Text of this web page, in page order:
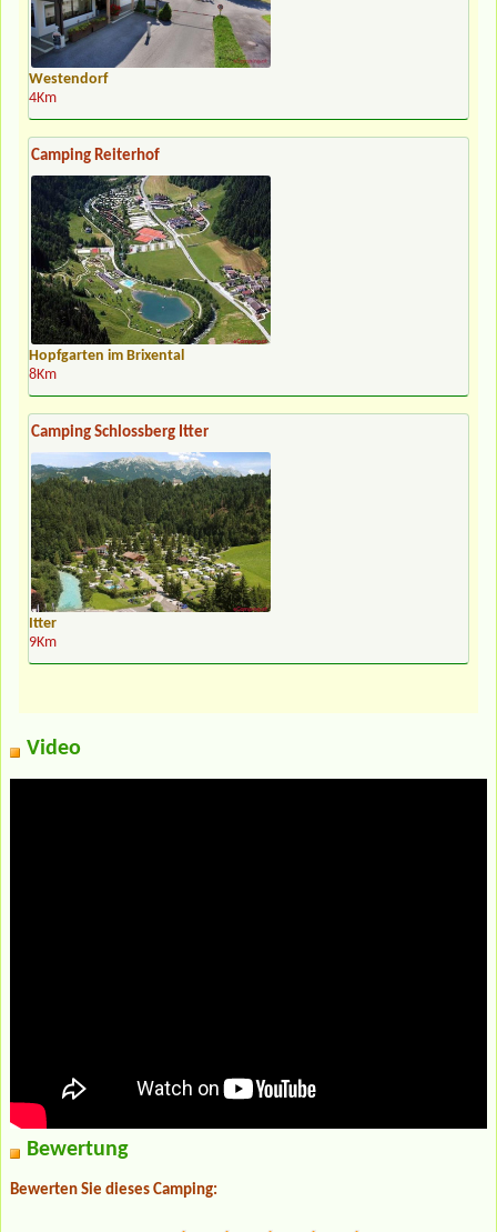
Westendorf
4Km
Camping Reiterhof
Hopfgarten im Brixental
8Km
Camping Schlossberg Itter
Itter
9Km
Video
Bewertung
Bewerten Sie dieses Camping: